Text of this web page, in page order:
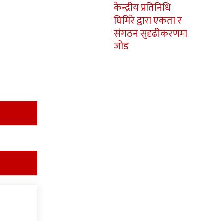
केन्द्रीय प्रतिनिधि
घिमिरे द्वारा एकता र
संगठन सुदृढीकरणमा
जोड